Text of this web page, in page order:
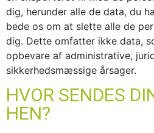
dig, herunder alle de data, du
bede os om at slette alle de
dig. Dette omfatter ikke data,
opbevare af administrative,
sikkerhedsmæssige årsager.
HVOR SENDES
HEN?